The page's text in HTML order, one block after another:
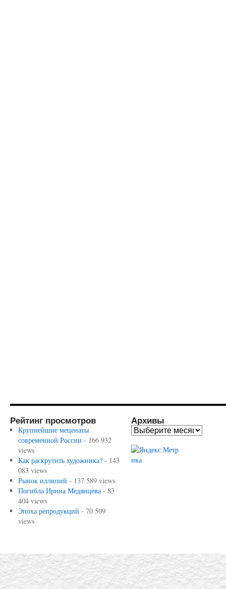
Рейтинг просмотров
Крупнейшие меценаты
современной России - 166 932
views
Как раскрутить художника?- 143
083 views
Рынок иллюзий - 137 589 views
Погибла Ирина Медянцева- 83
404 views
Эпоха репродукций - 70 509
views
Архивы